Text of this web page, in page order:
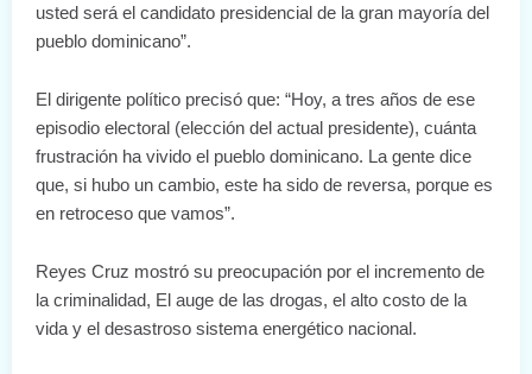
usted será el candidato presidencial de la gran mayoría del
pueblo dominicano”.
El dirigente político precisó que: “Hoy, a tres años de ese
episodio electoral (elección del actual presidente), cuánta
frustración ha vivido el pueblo dominicano. La gente dice
que, si hubo un cambio, este ha sido de reversa, porque es
en retroceso que vamos”.
Reyes Cruz mostró su preocupación por el incremento de
la criminalidad, El auge de las drogas, el alto costo de la
vida y el desastroso sistema energético nacional.